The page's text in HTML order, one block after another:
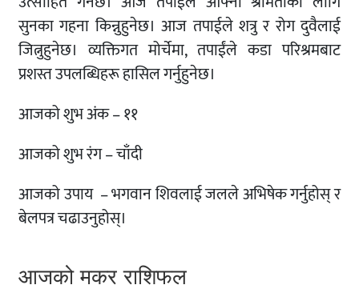
सुनका गहना किन्नुहुनेछ। आज तपाईले शत्रु र रोग दुवैलाई
जित्नुहुनेछ। व्यक्तिगत मोर्चेमा, तपाईंले कडा परिश्रमबाट
प्रशस्त उपलब्धिहरू हासिल गर्नुहुनेछ।
आजको शुभ अंक – ११
आजको शुभ रंग – चाँदी
आजको उपाय – भगवान शिवलाई जलले अभिषेक गर्नुहोस् र
बेलपत्र चढाउनुहोस्।
आजको मकर राशिफल